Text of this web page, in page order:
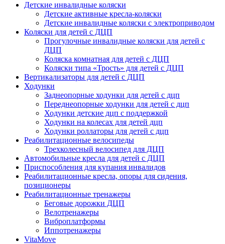
Детские инвалидные коляски
Детские активные кресла-коляски
Детские инвалидные коляски с электроприводом
Коляски для детей с ДЦП
Прогулочные инвалидные коляски для детей с
ДЦП
Коляска комнатная для детей с ДЦП
Коляски типа «Трость» для детей с ДЦП
Вертикализаторы для детей с ДЦП
Ходунки
Заднеопорные ходунки для детей с дцп
Переднеопорные ходунки для детей с дцп
Ходунки детские дцп с поддержкой
Ходунки на колесах для детей дцп
Ходунки роллаторы для детей с дцп
Реабилитационные велосипеды
Трехколесный велосипед для ДЦП
Автомобильные кресла для детей с ДЦП
Приспособления для купания инвалидов
Реабилитационные кресла, опоры для сидения,
позиционеры
Реабилитационные тренажеры
Беговые дорожки ДЦП
Велотренажеры
Виброплатформы
Иппотренажеры
VitaMove